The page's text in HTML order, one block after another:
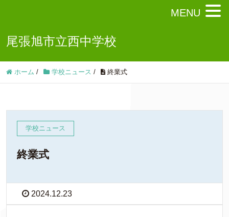
尾張旭市立西中学校
ホーム / 学校ニュース / 終業式
学校ニュース
終業式
2024.12.23
MENU